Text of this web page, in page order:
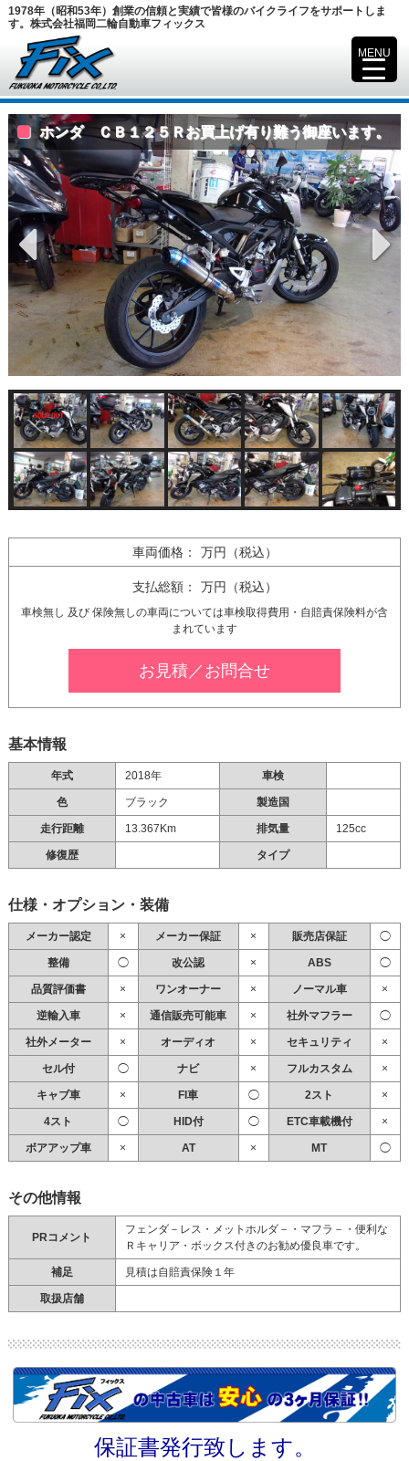
1978年（昭和53年）創業の信頼と実績で皆様のバイクライフをサポートしま
す。株式会社福岡二輪自動車フィックス
ホンダ ＣＢ１２５Ｒお買上げ有り難う御座います。
基本情報
年式 2018年 車検
色 ブラック 製造国
走行距離 13.367Km 排気量 125cc
修復歴 タイプ
仕様・オプション・装備
メーカー認定 × メーカー保証 × 販売店保証 ◯
整備 ◯ 改公認 × ABS ◯
品質評価書 × ワンオーナー × ノーマル車 ×
逆輸入車 × 通信販売可能車 × 社外マフラー ◯
社外メーター × オーディオ × セキュリティ ×
セル付 ◯ ナビ × フルカスタム ×
キャブ車 × FI車 ◯ 2スト ×
4スト ◯ HID付 ◯ ETC車載機付 ×
ボアアップ車 × AT × MT ◯
その他情報
PRコメント
フェンダ－レス・メットホルダ－・マフラ－・便利な
Ｒキャリア・ボックス付きのお勧め優良車です。
補足 見積は自賠責保険１年
取扱店舗
車両価格： 万円（税込）
支払総額： 万円（税込）
車検無し 及び 保険無しの車両については車検取得費用・自賠責保険料が含
まれています
お見積／お問合せ
保証書発行致します。
MENU
▼